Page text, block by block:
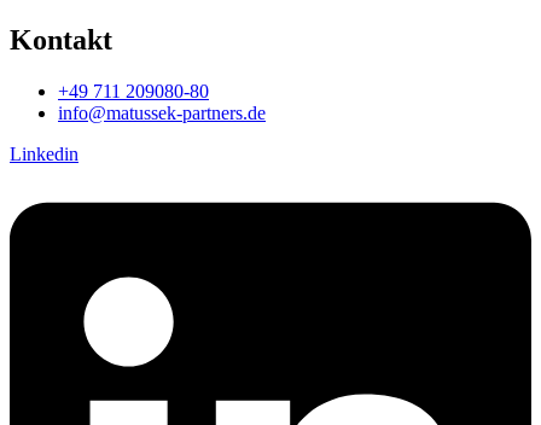
Kontakt
+49 711 209080-80
info@matussek-partners.de
Linkedin